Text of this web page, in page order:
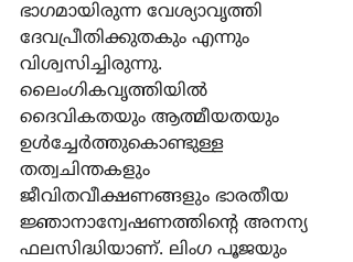
ഭാഗമായിരുന്ന വേശ്യാവൃത്തി
ദേവപ്രീതിക്കുതകും എന്നും
വിശ്വസിച്ചിരുന്നു.
ലൈംഗികവൃത്തിയില്‍
ദൈവികതയും ആത്മീയതയും
ഉള്‍ച്ചേര്‍ത്തുകൊണ്ടുള്ള
തത്വചിന്തകളും
ജീവിതവീക്ഷണങ്ങളും ഭാരതീയ
ജ്ഞാനാന്വേഷണത്തിന്‍റെ അനന്യ
ഫലസിദ്ധിയാണ്. ലിംഗ പൂജയും